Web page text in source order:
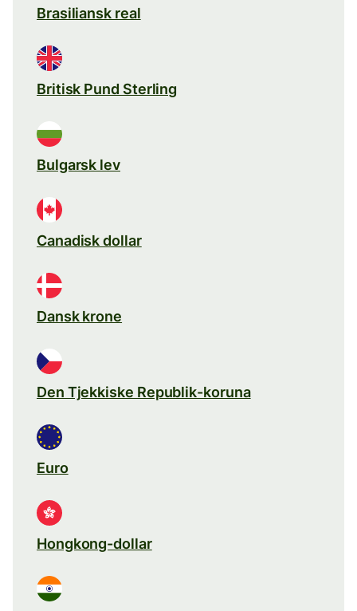
Brasiliansk real
Britisk Pund Sterling
Bulgarsk lev
Canadisk dollar
Dansk krone
Den Tjekkiske Republik-koruna
Euro
Hongkong-dollar